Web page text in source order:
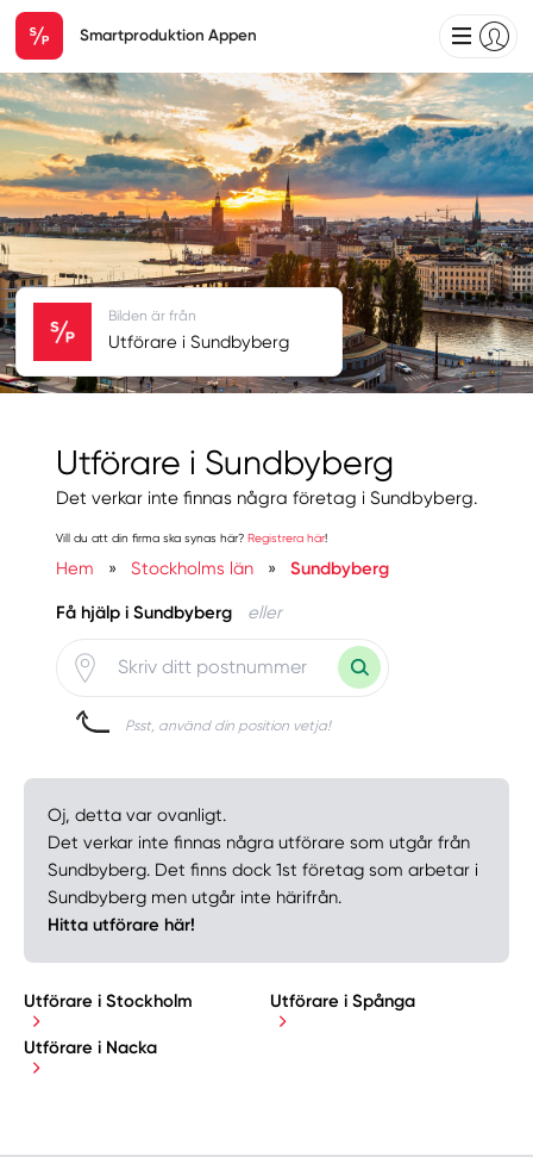
Smartproduktion Appen
Utförare i Sundbyberg
Det verkar inte finnas några företag i Sundbyberg.
Vill du att din firma ska synas här? Registrera här!
Hem » Stockholms län » Sundbyberg
Få hjälp i Sundbyberg eller
Psst, använd din position vetja!
Bilden är från
Utförare i Sundbyberg
Oj, detta var ovanligt.
Det verkar inte finnas några utförare som utgår från
Sundbyberg. Det finns dock 1st företag som arbetar i
Sundbyberg men utgår inte härifrån.
Hitta utförare här!
Utförare i Stockholm Utförare i Spånga
Utförare i Nacka